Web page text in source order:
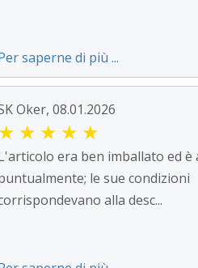
saperne di più ...
Oker, 08.01.2026
★ ★ ★ ★ ★
era ben imballato ed è
le sue condizioni
alla desc...